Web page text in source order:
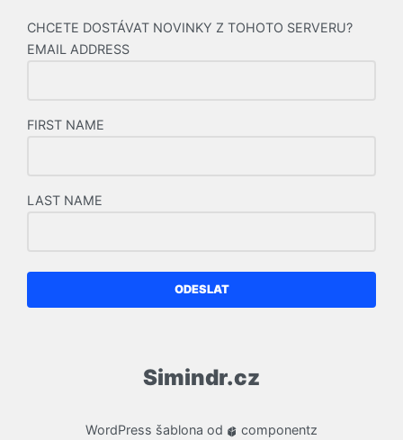
Simindr.cz
WordPress šablona od componentz
CHCETE DOSTÁVAT NOVINKY Z TOHOTO SERVERU?
EMAIL ADDRESS
FIRST NAME
LAST NAME
ODESLAT